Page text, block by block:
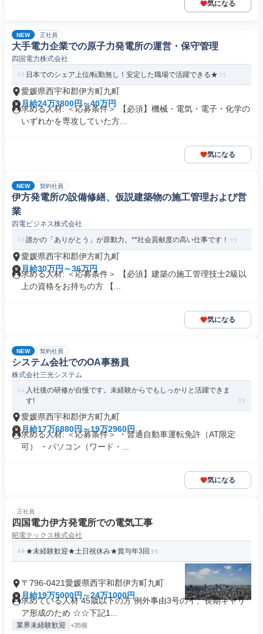
気になる
NEW 正社員
大手電力企業での原子力発電所の運営・保守管理
四国電力株式会社
日本でのシェア上位/転勤無し！安定した職場で活躍できる★
愛媛県西宇和郡伊方町九町
月給24万3800円～40万円
求める人材: ＜応募条件＞ 【必須】機械・電気・電子・化学の
いずれかを専攻していた方...
気になる
NEW 契約社員
伊方発電所の設備修繕、仮説建築物の施工管理および営
業
四電ビジネス株式会社
誰かの「ありがとう」が原動力。**社会貢献度の高い仕事です！
愛媛県西宇和郡伊方町九町
月給30万円～36万円
求める人材: ＜応募条件＞ 【必須】建築の施工管理技士2級以
上の資格をお持ちの方 【...
気になる
NEW 契約社員
システム会社でのOA事務員
株式会社三光システム
入社後の研修が自慢です。未経験からでもしっかりと活躍できま
す!
愛媛県西宇和郡伊方町九町
月給17万6880円～19万2960円
求める人材: ＜応募条件＞ ・普通自動車運転免許（AT限定
可） ・パソコン（ワード・...
気になる
正社員
四国電力伊方発電所での電気工事
昭電テックス株式会社
★未経験歓迎★土日祝休み★賞与年3回
〒796-0421愛媛県西宇和郡伊方町九町
月給19万5000円～24万1000円
求めている人材 45歳以下の方 例外事由3号のイ、長期キャリ
ア形成のため ☆☆下記1...
業界未経験歓迎 +35個